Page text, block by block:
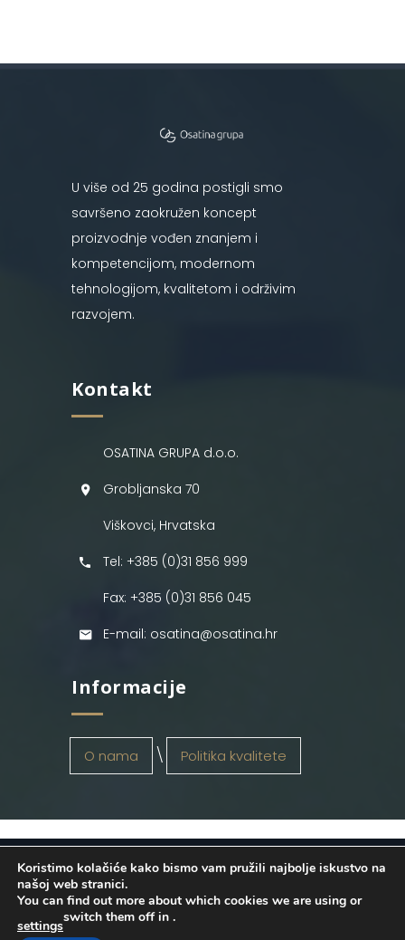
U više od 25 godina postigli smo
savršeno zaokružen koncept
proizvodnje vođen znanjem i
kompetencijom, modernom
tehnologijom, kvalitetom i održivim
razvojem.
Kontakt
OSATINA GRUPA d.o.o.
Grobljanska 70
Viškovci, Hrvatska
Tel: +385 (0)31 856 999
Fax: +385 (0)31 856 045
E-mail: osatina@osatina.hr
Informacije
O nama Politika kvalitete
OSATINA GRUPA d.o.o. 2026
. Configured
byINFOS Osijek. Sva prava pridržana.
Koristimo kolačiće kako bismo vam pružili najbolje iskustvo na
našoj web stranici.
You can find out more about which cookies we are using or
switch them off in
settings
.